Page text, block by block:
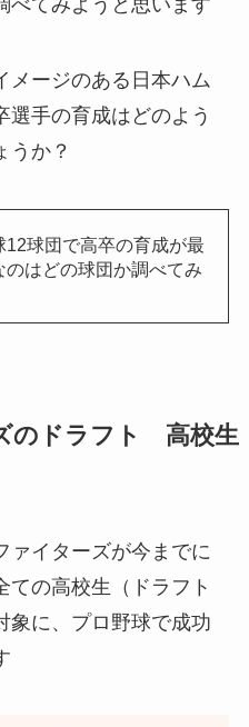
メージのある日本ハム
選手の育成はどのよう
うか？
12球団で高卒の育成が最
のはどの球団か調べてみ
のドラフト 高校生
ァイターズが今までに
ての高校生（ドラフト
象に、プロ野球で成功